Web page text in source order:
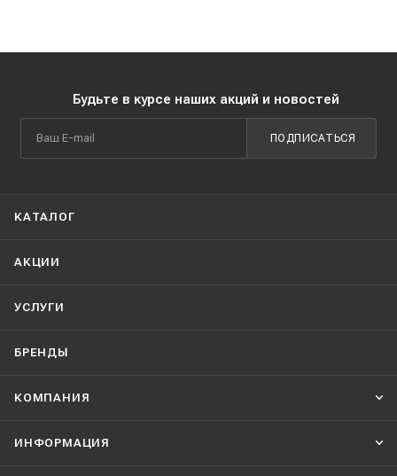
Будьте в курсе наших акций и новостей
ПОДПИСАТЬСЯ
КАТАЛОГ
АКЦИИ
УСЛУГИ
БРЕНДЫ
КОМПАНИЯ
ИНФОРМАЦИЯ